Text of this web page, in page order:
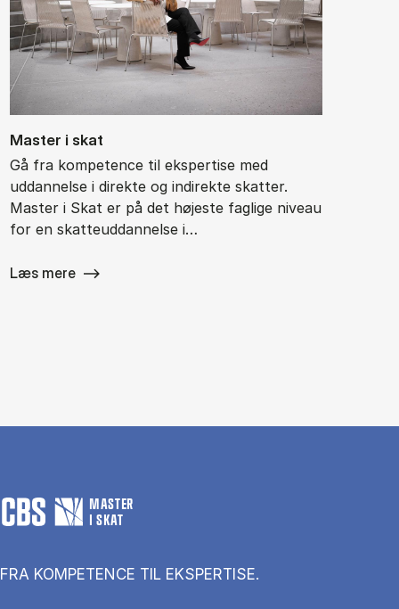
Ma­ster i skat
Gå fra kompetence til ekspertise med
uddannelse i direkte og indirekte skatter.
Master i Skat er på det højeste faglige niveau
for en skatteuddannelse i…
Læs mere
MASTER
I SKAT
FRA KOMPETENCE TIL EKSPERTISE.